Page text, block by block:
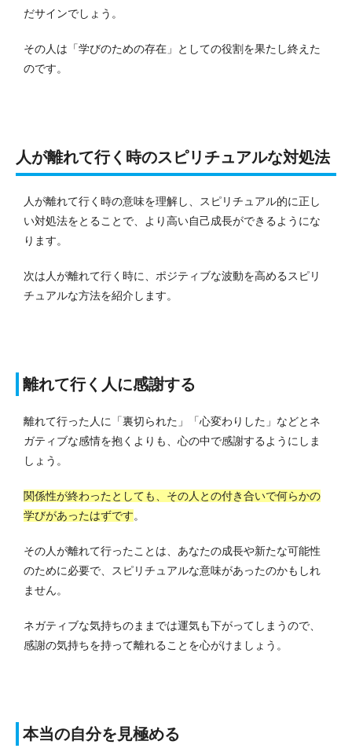
だサインでしょう。
その人は「学びのための存在」としての役割を果たし終えた
のです。
人が離れて行く時のスピリチュアルな対処法
人が離れて行く時の意味を理解し、スピリチュアル的に正し
い対処法をとることで、より高い自己成長ができるようにな
ります。
次は人が離れて行く時に、ポジティブな波動を高めるスピリ
チュアルな方法を紹介します。
離れて行く人に感謝する
離れて行った人に「裏切られた」「心変わりした」などとネ
ガティブな感情を抱くよりも、心の中で感謝するようにしま
しょう。
関係性が終わったとしても、その人との付き合いで何らかの
学びがあったはずです。
その人が離れて行ったことは、あなたの成長や新たな可能性
のために必要で、スピリチュアルな意味があったのかもしれ
ません。
ネガティブな気持ちのままでは運気も下がってしまうので、
感謝の気持ちを持って離れることを心がけましょう。
本当の自分を見極める